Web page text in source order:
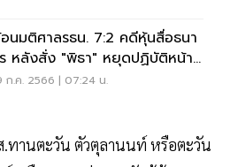
นมติศาลรธน. 7:2 คดีหุ้นสื่อธนา
หลังสั่ง "พิธา" หยุดปฏิบัติหน้าที่
.
ก.ค. 2566 | 07:24 น.
.ทานตะวัน ตัวตุลานนท์ หรือตะวัน